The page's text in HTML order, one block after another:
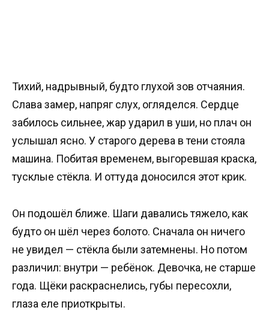
Тихий, надрывный, будто глухой зов отчаяния.
Слава замер, напряг слух, огляделся. Сердце
забилось сильнее, жар ударил в уши, но плач он
услышал ясно. У старого дерева в тени стояла
машина. Побитая временем, выгоревшая краска,
тусклые стёкла. И оттуда доносился этот крик.
Он подошёл ближе. Шаги давались тяжело, как
будто он шёл через болото. Сначала он ничего
не увидел — стёкла были затемнены. Но потом
различил: внутри — ребёнок. Девочка, не старше
года. Щёки раскраснелись, губы пересохли,
глаза еле приоткрыты.